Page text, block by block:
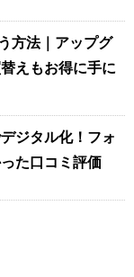
方法｜アップグ
えもお得に手に
ジタル化！フォ
た口コミ評価